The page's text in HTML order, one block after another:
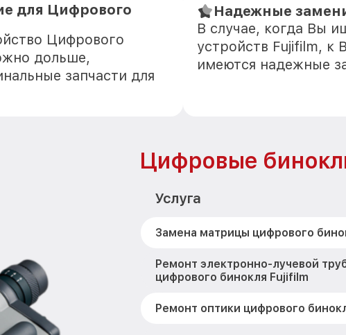
для Цифрового
Цифрового
дольше,
запчасти для
Надежные
В случае, когда Вы
устройств Fujifilm, к
имеются надежные
Цифровые
Услуга
Замена матрицы цифрового
Ремонт электронно-лучевой
цифрового бинокля Fujifilm
Ремонт оптики цифрового